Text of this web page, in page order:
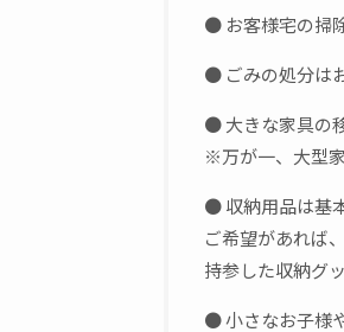
● お客様宅の掃
● ごみの処分は
● 大きな家具の
※万が一、大型
● 収納用品は基
ご希望があれば
持参した収納グ
● 小さなお子様